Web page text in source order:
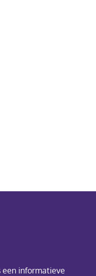
een informatieve